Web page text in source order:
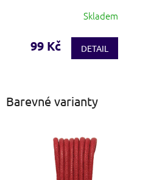
Skladem
99 Kč DETAIL
Barevné varianty